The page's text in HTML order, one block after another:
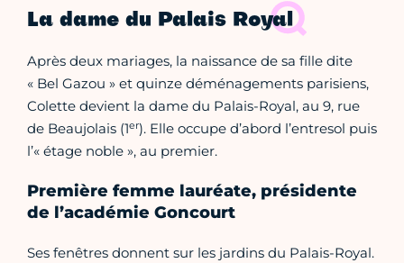
La dame du Palais Royal
Après deux mariages, la naissance de sa fille dite
« Bel Gazou » et quinze déménagements parisiens,
Colette devient la dame du Palais-Royal, au 9, rue
de Beaujolais (1er). Elle occupe d’abord l’entresol puis
l’« étage noble », au premier.
Première femme lauréate, présidente
de l’académie Goncourt
Ses fenêtres donnent sur les jardins du Palais-Royal.